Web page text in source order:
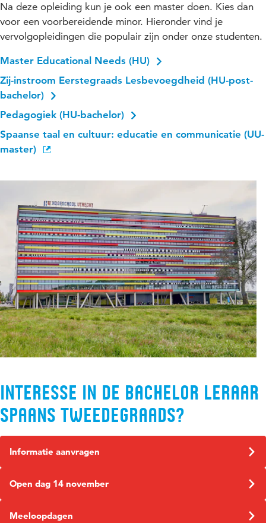
Na deze opleiding kun je ook een master doen. Kies dan
voor een voorbereidende minor. Hieronder vind je
vervolgopleidingen die populair zijn onder onze studenten.
Master Educational Needs (HU)
Zij-instroom Eerstegraads Lesbevoegdheid (HU-post-
bachelor)
Pedagogiek (HU-bachelor)
Spaanse taal en cultuur: educatie en communicatie (UU-
master)
Interesse in de bachelor Leraar
Spaans tweedegraads​?
Informatie aanvragen
Open dag 14 november
Meeloopdagen